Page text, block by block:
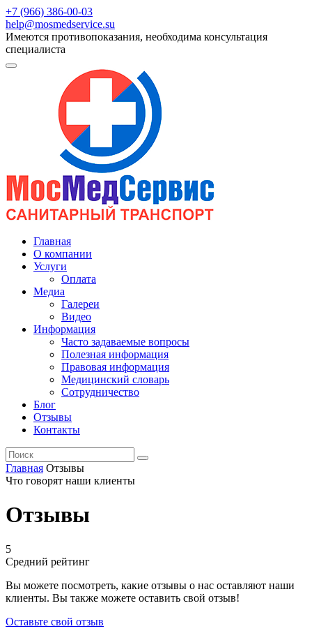
+7 (966) 386-00-03
help@mosmedservice.su
Имеются противопоказания, необходима консультация
специалиста
Главная
О компании
Услуги
Оплата
Медиа
Галереи
Видео
Информация
Часто задаваемые вопросы
Полезная информация
Правовая информация
Медицинский словарь
Сотрудничество
Блог
Отзывы
Контакты
Главная Отзывы
Что говорят наши клиенты
Отзывы
5
Средний рейтинг
Вы можете посмотреть, какие отзывы о нас оставляют наши
клиенты. Вы также можете оставить свой отзыв!
Оставьте свой отзыв